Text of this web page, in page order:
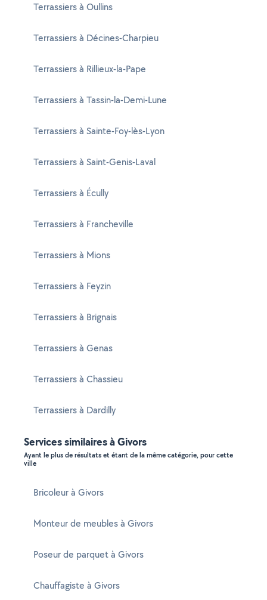
Terrassiers à Oullins
Terrassiers à Décines-Charpieu
Terrassiers à Rillieux-la-Pape
Terrassiers à Tassin-la-Demi-Lune
Terrassiers à Sainte-Foy-lès-Lyon
Terrassiers à Saint-Genis-Laval
Terrassiers à Écully
Terrassiers à Francheville
Terrassiers à Mions
Terrassiers à Feyzin
Terrassiers à Brignais
Terrassiers à Genas
Terrassiers à Chassieu
Terrassiers à Dardilly
Services similaires à Givors
Ayant le plus de résultats et étant de la même catégorie, pour cette
ville
Bricoleur à Givors
Monteur de meubles à Givors
Poseur de parquet à Givors
Chauffagiste à Givors